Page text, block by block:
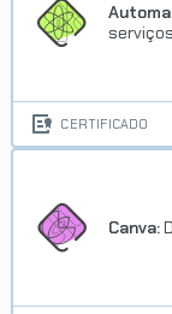
serviços
CERTIFICADO
Canva: